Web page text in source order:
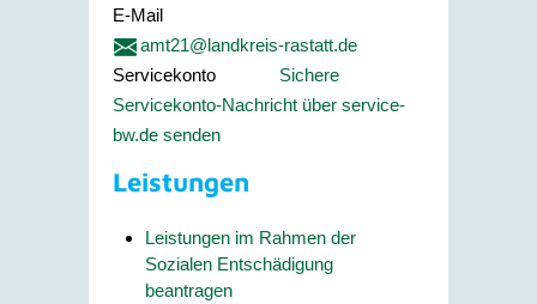
E-Mail
amt21@landkreis-rastatt.de
Servicekonto
Sichere
Servicekonto-Nachricht über service-
bw.de senden
Leistungen
Leistungen im Rahmen der
Sozialen Entschädigung
beantragen